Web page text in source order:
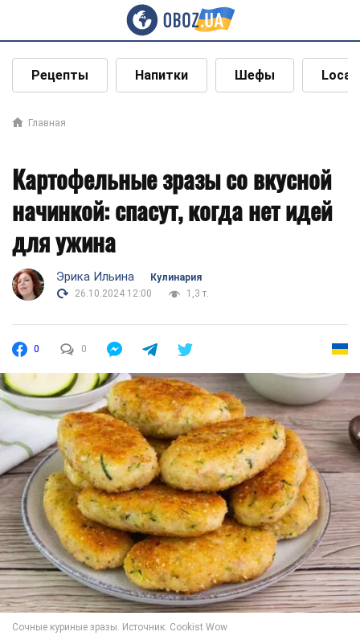
Рецепты Напитки Шефы Local
Главная
Картофельные зразы со вкусной
начинкой: спасут, когда нет идей
для ужина
Эрика Ильина
Кулинария
26.10.2024 12:00
1,3 т.
0 0